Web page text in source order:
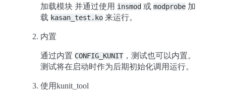
加载模块 并通过使用 insmod 或 modprobe 加
载 kasan_test.ko 来运行。
内置
通过内置 CONFIG_KUNIT，测试也可以内置。
测试将在启动时作为后期初始化调用运行。
使用kunit_tool